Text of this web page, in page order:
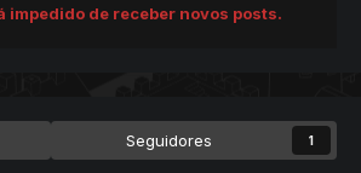
impedido de receber novos posts.
Seguidores 1